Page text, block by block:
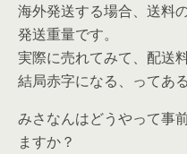
海外発送する場合、送料
発送重量です。
実際に売れてみて、配送
結局赤字になる、ってあ
みさなんはどうやって事
ますか？